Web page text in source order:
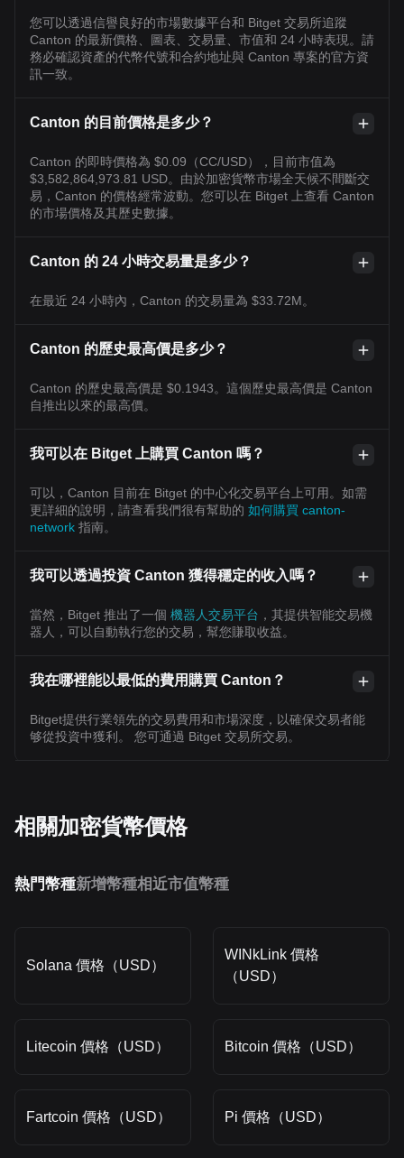
您可以透過信譽良好的市場數據平台和 Bitget 交易所追蹤
Canton 的最新價格、圖表、交易量、市值和 24 小時表現。請
務必確認資產的代幣代號和合約地址與 Canton 專案的官方資
訊一致。
Canton 的目前價格是多少？
Canton 的即時價格為 $0.09（CC/USD），目前市值為
$3,582,864,973.81 USD。由於加密貨幣市場全天候不間斷交
易，Canton 的價格經常波動。您可以在 Bitget 上查看 Canton
的市場價格及其歷史數據。
Canton 的 24 小時交易量是多少？
在最近 24 小時內，Canton 的交易量為 $33.72M。
Canton 的歷史最高價是多少？
Canton 的歷史最高價是 $0.1943。這個歷史最高價是 Canton
自推出以來的最高價。
我可以在 Bitget 上購買 Canton 嗎？
可以，Canton 目前在 Bitget 的中心化交易平台上可用。如需
更詳細的說明，請查看我們很有幫助的 如何購買 canton-
network 指南。
我可以透過投資 Canton 獲得穩定的收入嗎？
當然，Bitget 推出了一個 機器人交易平台 ，其提供智能交易機
器人，可以自動執行您的交易，幫您賺取收益。
我在哪裡能以最低的費用購買 Canton？
Bitget提供行業領先的交易費用和市場深度，以確保交易者能
够從投資中獲利。 您可通過 Bitget 交易所交易。
相關加密貨幣價格
熱門幣種新增幣種相近市值幣種
Solana 價格（USD）
WINkLink 價格
（USD）
Litecoin 價格（USD） Bitcoin 價格（USD）
Fartcoin 價格（USD） Pi 價格（USD）